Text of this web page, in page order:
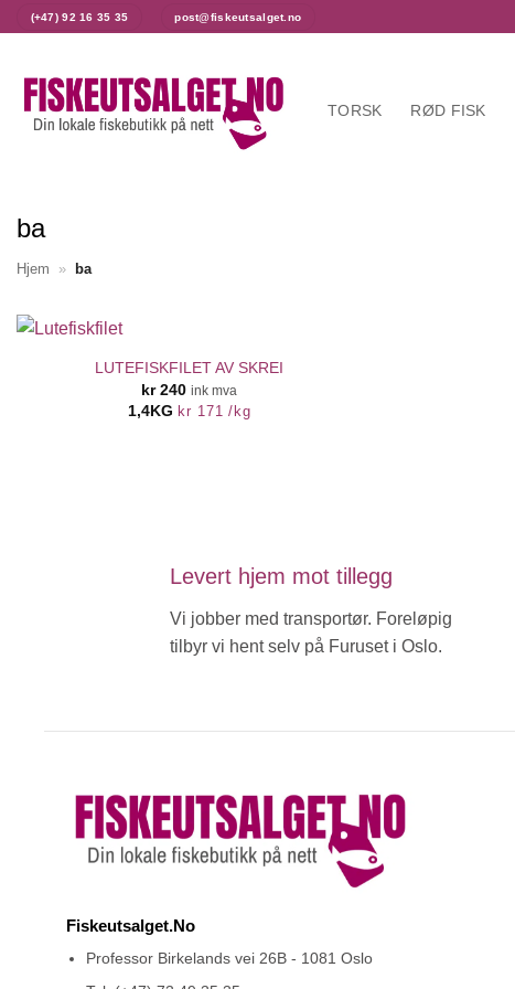
Skip(+47) 92 16 35 35 post@fiskeutsalget.no
TORSK RØD FISK
ba
Hjem » ba
LUTEFISKFILET AV SKREI
kr240 ink mva
1,4KG kr 171 / kg
Levert hjem mot tillegg
Vi jobber med transportør. Foreløpig
tilbyr vi hent selv på Furuset i Oslo.
Fiskeutsalget.No
Professor Birkelands vei 26B - 1081 Oslo